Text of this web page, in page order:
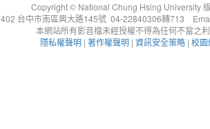
Copyright © National Chung Hsing University
402 台中市南區興大路145號 04-22840306轉713
本網站所有影音檔未經授權不得為任何不當之
隱私權聲明 | 著作權聲明 | 資訊安全策略 | 校園